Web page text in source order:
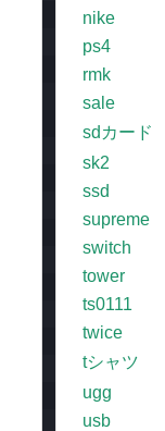
nike
ps4
rmk
sale
sdカード
sk2
ssd
supreme
switch
tower
ts0111
twice
tシャツ
ugg
usb